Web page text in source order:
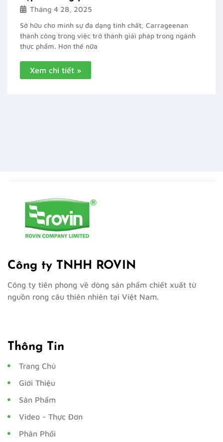
Tháng 4 28, 2025
Sở hữu cho mình sự đa dạng tính chất, Carrageenan
thành công trong việc trở thành giải pháp trong ngành
thực phẩm. Hơn thế nữa
Xem chi tiết »
Công ty TNHH ROVIN
Công ty tiên phong về dòng sản phẩm chiết xuất từ
nguồn rong câu thiên nhiên tại Việt Nam.
Thông Tin
Trang Chủ
Giới Thiệu
Sản Phẩm
Video - Thực Đơn
Phân Phối